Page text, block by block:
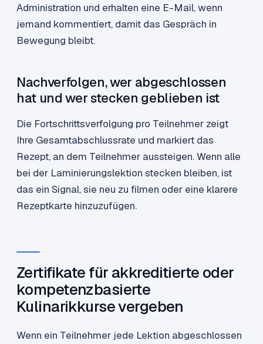
Administration und erhalten eine E-Mail, wenn
jemand kommentiert, damit das Gespräch in
Bewegung bleibt.
Nachverfolgen, wer abgeschlossen
hat und wer stecken geblieben ist
Die Fortschrittsverfolgung pro Teilnehmer zeigt
Ihre Gesamtabschlussrate und markiert das
Rezept, an dem Teilnehmer aussteigen. Wenn alle
bei der Laminierungslektion stecken bleiben, ist
das ein Signal, sie neu zu filmen oder eine klarere
Rezeptkarte hinzuzufügen.
Zertifikate für akkreditierte oder
kompetenzbasierte
Kulinarikkurse vergeben
Wenn ein Teilnehmer jede Lektion abgeschlossen